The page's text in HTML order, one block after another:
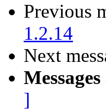
Previous
1.2.14
Next
]